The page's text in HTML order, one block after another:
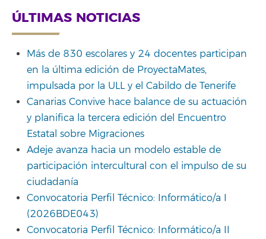
ÚLTIMAS NOTICIAS
Más de 830 escolares y 24 docentes participan
en la última edición de ProyectaMates,
impulsada por la ULL y el Cabildo de Tenerife
Canarias Convive hace balance de su actuación
y planifica la tercera edición del Encuentro
Estatal sobre Migraciones
Adeje avanza hacia un modelo estable de
participación intercultural con el impulso de su
ciudadanía
Convocatoria Perfil Técnico: Informático/a I
(2026BDE043)
Convocatoria Perfil Técnico: Informático/a II